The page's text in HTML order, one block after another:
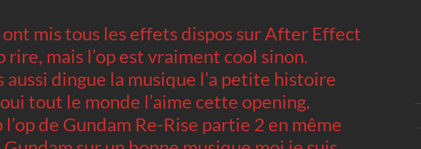
mis tous les effets dispos sur After Effect
mais l’op est vraiment cool sinon.
aussi dingue la musique l’a petite histoire
tout le monde l’aime cette opening.
l’op de Gundam Re-Rise partie 2 en même